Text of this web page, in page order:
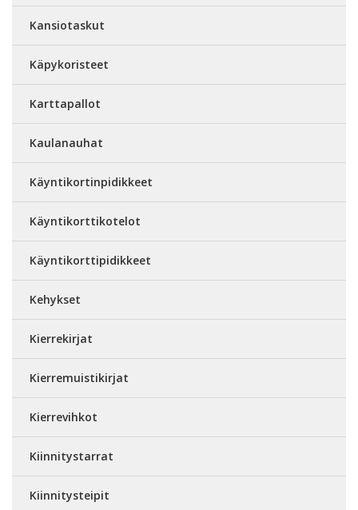
Kansiotaskut
Käpykoristeet
Karttapallot
Kaulanauhat
Käyntikortinpidikkeet
Käyntikorttikotelot
Käyntikorttipidikkeet
Kehykset
Kierrekirjat
Kierremuistikirjat
Kierrevihkot
Kiinnitystarrat
Kiinnitysteipit